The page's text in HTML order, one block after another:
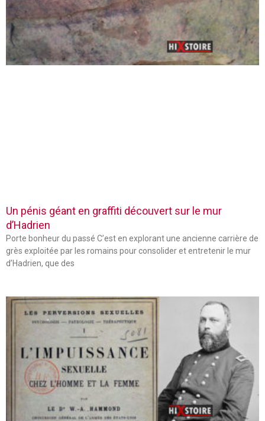
Un pénis géant en graffiti découvert sur le mur
d’Hadrien
Porte bonheur du passé C’est en explorant une ancienne carrière de
grès exploitée par les romains pour consolider et entretenir le mur
d’Hadrien, que des